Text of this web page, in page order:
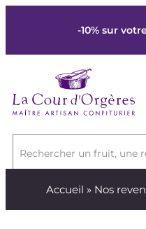
-10% sur
Rechercher un fruit, une
Accueil » Nos